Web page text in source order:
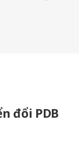
đổi PDB